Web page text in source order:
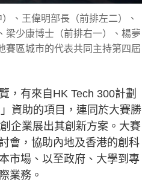
、王偉明部長（前排左二）、
梁少康博士（前排右一）、楊夢
賽區城市的代表共同主持第四屆
，有來自HK Tech 300計劃
資助的項目，連同於大賽勝
企業展出其創新方案。大賽
會，協助內地及香港的創科
市場、以至政府、大學到專
業務。